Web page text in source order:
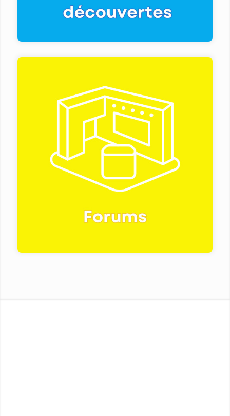
Retrouvez-nous aux forums de Tours : du
vendredi 9 janvier au samedi 10 janvier
2026 au Grand Hall du Parc Expo de
TOURS et Blois : du vendredi 16 janvier au
samedi 17 janvier 2026 au Jeu de Paume de
BLOIS